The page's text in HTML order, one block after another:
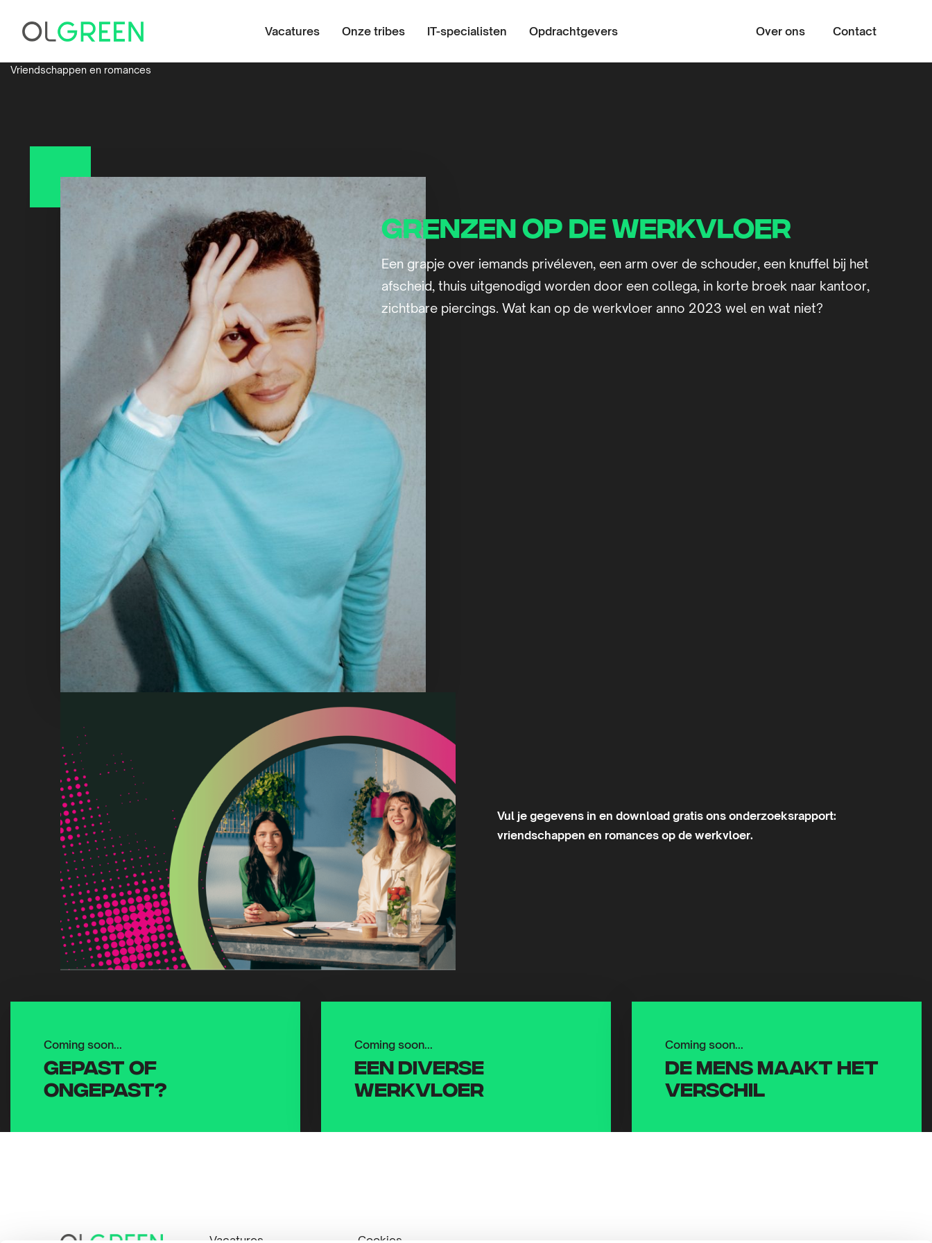
Vacatures Onze tribes IT-specialisten Opdrachtgevers Over ons Contact
Vriendschappen en romances
Grenzen op de werkvloer
Een grapje over iemands privéleven, een arm over de schouder, een knuffel bij het
afscheid, thuis uitgenodigd worden door een collega, in korte broek naar kantoor,
zichtbare piercings. Wat kan op de werkvloer anno 2023 wel en wat niet?
Vul je gegevens in en download gratis ons onderzoeksrapport:
vriendschappen en romances op de werkvloer.
Coming soon...
Gepast of
ongepast?
Coming soon...
Een diverse
werkvloer
Coming soon...
De mens maakt het
verschil
Site Vacatures Cookies